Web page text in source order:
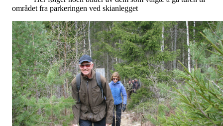
området fra parkeringen ved skianlegget